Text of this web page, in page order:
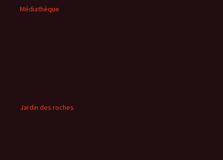
Médiathèque
Jardin des roches